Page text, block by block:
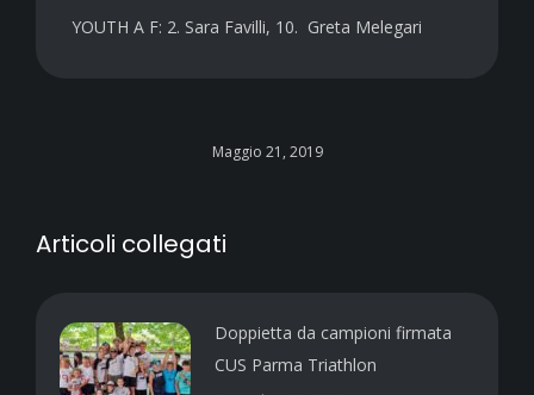
YOUTH A F: 2. Sara Favilli, 10. Greta Melegari
Maggio 21, 2019
Articoli collegati
Doppietta da campioni firmata
CUS Parma Triathlon